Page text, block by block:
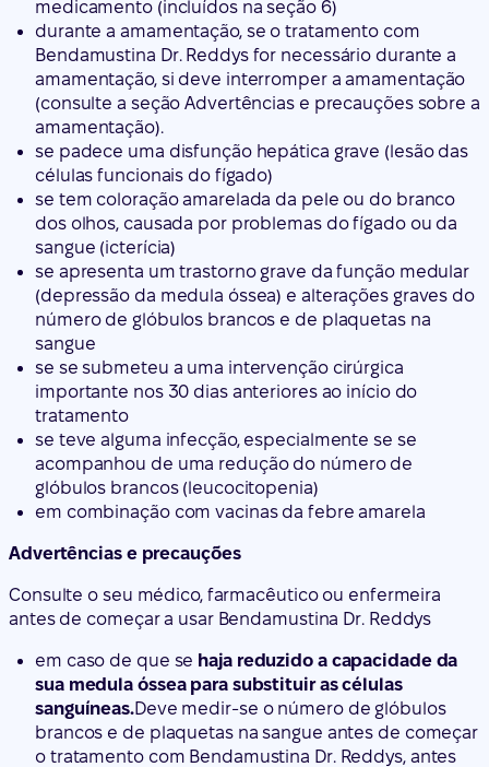
medicamento (incluídos na seção 6)
durante a amamentação, se o tratamento com
Bendamustina Dr. Reddys for necessário durante a
amamentação, si deve interromper a amamentação
(consulte a seção Advertências e precauções sobre a
amamentação).
se padece uma disfunção hepática grave (lesão das
células funcionais do fígado)
se tem coloração amarelada da pele ou do branco
dos olhos, causada por problemas do fígado ou da
sangue (icterícia)
se apresenta um trastorno grave da função medular
(depressão da medula óssea) e alterações graves do
número de glóbulos brancos e de plaquetas na
sangue
se se submeteu a uma intervenção cirúrgica
importante nos 30 dias anteriores ao início do
tratamento
se teve alguma infecção, especialmente se se
acompanhou de uma redução do número de
glóbulos brancos (leucocitopenia)
em combinação com vacinas da febre amarela
Advertências e precauções
Consulte o seu médico, farmacêutico ou enfermeira
antes de começar a usar Bendamustina Dr. Reddys
em caso de que se haja reduzido a capacidade da
sua medula óssea para substituir as células
sanguíneas.Deve medir-se o número de glóbulos
brancos e de plaquetas na sangue antes de começar
o tratamento com Bendamustina Dr. Reddys, antes